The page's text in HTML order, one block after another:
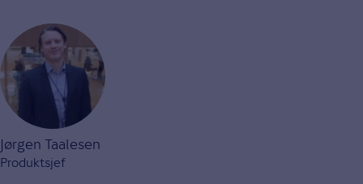
Jørgen Taalesen
Produktsjef